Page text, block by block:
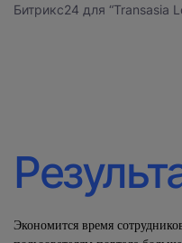
Битрикс24 для “Transasia
Экономится время